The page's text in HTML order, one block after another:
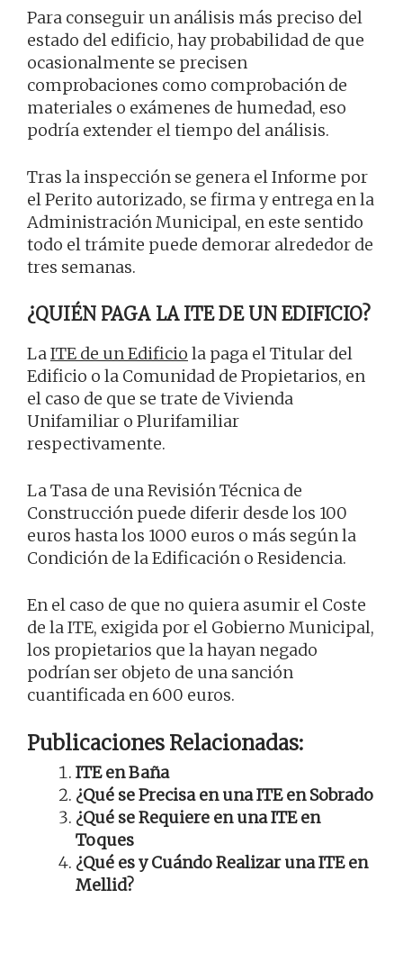
Para conseguir un análisis más preciso del
estado del edificio, hay probabilidad de que
ocasionalmente se precisen
comprobaciones como comprobación de
materiales o exámenes de humedad, eso
podría extender el tiempo del análisis.
Tras la inspección se genera el Informe por
el Perito autorizado, se firma y entrega en la
Administración Municipal, en este sentido
todo el trámite puede demorar alrededor de
tres semanas.
¿QUIÉN PAGA LA ITE DE UN EDIFICIO?
LaITE de un Edificio la paga el Titular del
Edificio o la Comunidad de Propietarios, en
el caso de que se trate de Vivienda
Unifamiliar o Plurifamiliar
respectivamente.
La Tasa de una Revisión Técnica de
Construcción puede diferir desde los 100
euros hasta los 1000 euros o más según la
Condición de la Edificación o Residencia.
En el caso de que no quiera asumir el Coste
de la ITE, exigida por el Gobierno Municipal,
los propietarios que la hayan negado
podrían ser objeto de una sanción
cuantificada en 600 euros.
Publicaciones Relacionadas:
ITE en Baña
¿Qué se Precisa en una ITE en Sobrado
¿Qué se Requiere en una ITE en
Toques
¿Qué es y Cuándo Realizar una ITE en
Mellid?